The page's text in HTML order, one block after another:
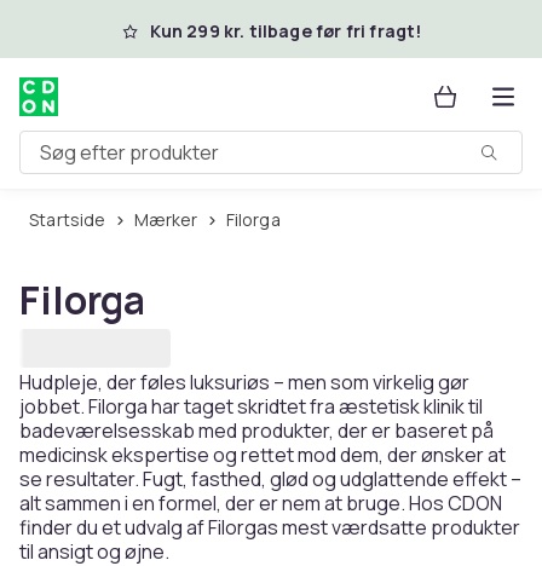
Spring til hovedindhold
Kun 299 kr. tilbage før fri fragt!
Søg efter produkter
Startside Mærker Filorga
Filorga
Hudpleje, der føles luksuriøs – men som virkelig gør
jobbet. Filorga har taget skridtet fra æstetisk klinik til
badeværelsesskab med produkter, der er baseret på
medicinsk ekspertise og rettet mod dem, der ønsker at
se resultater. Fugt, fasthed, glød og udglattende effekt –
alt sammen i en formel, der er nem at bruge. Hos CDON
finder du et udvalg af Filorgas mest værdsatte produkter
til ansigt og øjne.